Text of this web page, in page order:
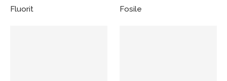
Fluorit Fosile